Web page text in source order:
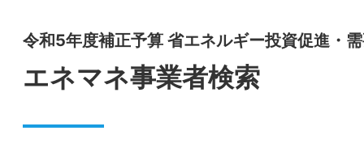
令和5年度補正予算 省エネルギー投資促進・
エネマネ事業者検索